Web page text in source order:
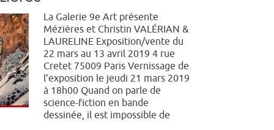
La Galerie 9e Art présente
Mézières et Christin VALÉRIAN &
LAURELINE Exposition/vente du
22 mars au 13 avril 2019 4 rue
Cretet 75009 Paris Vernissage de
l’exposition le jeudi 21 mars 2019
à 18h00 Quand on parle de
science-fiction en bande
dessinée, il est impossible de